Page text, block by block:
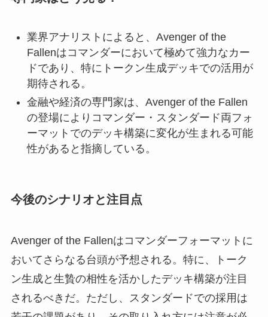
業界アナリストによると、Avenger of the
Fallenはコマンダーにおいて極めて強力なカー
ドであり、特にトークン生成デッキでの活用が
期待される。
金融や経済の専門家は、Avenger of the Fallen
の登場によりコマンダー・スタンダード両フォ
ーマットでのデッキ構築に変化が生まれる可能
性があると指摘している。
今後のシナリオと注目点
Avenger of the Fallenはコマンダーフォーマットに
おいてさらなる台頭が予想される。特に、トーク
ン生成と生贄の相性を活かしたデッキ構築が注目
されるべきだ。ただし、スタンダードでの採用は